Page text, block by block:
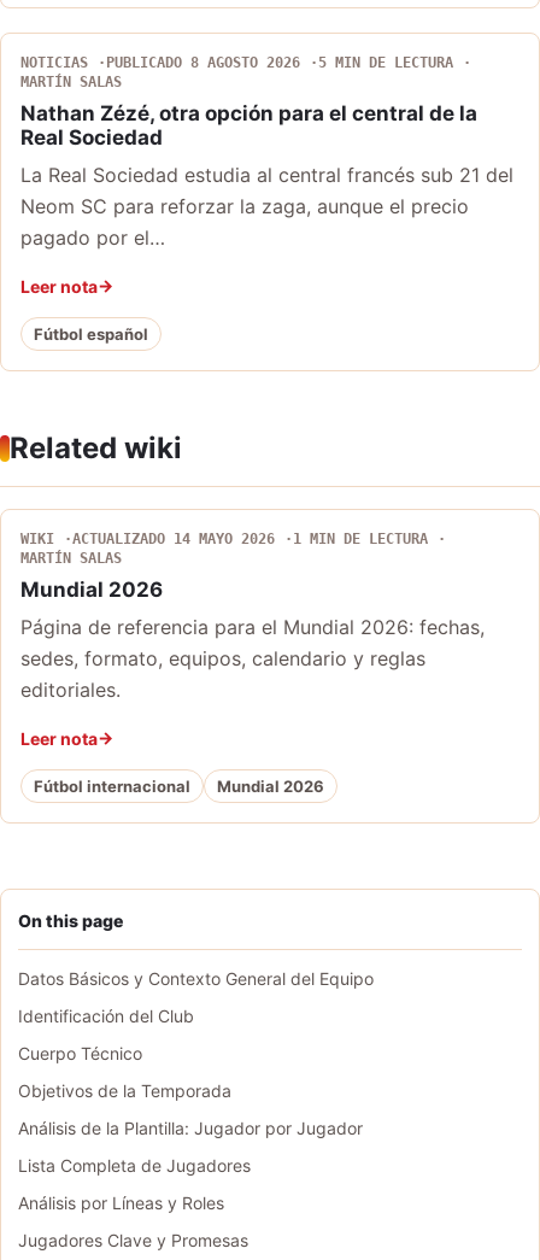
On this page
Datos Básicos y Contexto General del Equipo
Identificación del Club
Cuerpo Técnico
Objetivos de la Temporada
Análisis de la Plantilla: Jugador por Jugador
Lista Completa de Jugadores
Análisis por Líneas y Roles
Jugadores Clave y Promesas
NOTICIAS PUBLICADO 8 AGOSTO 2026
5 MIN DE LECTURA
MARTÍN SALAS
Nathan Zézé, otra opción para el central de la
Real Sociedad
La Real Sociedad estudia al central francés sub 21 del
Neom SC para reforzar la zaga, aunque el precio
pagado por el…
Leer nota
Fútbol español
Related wiki
WIKI ACTUALIZADO 14 MAYO 2026
1 MIN DE LECTURA
MARTÍN SALAS
Mundial 2026
Página de referencia para el Mundial 2026: fechas,
sedes, formato, equipos, calendario y reglas
editoriales.
Leer nota
Fútbol internacional Mundial 2026